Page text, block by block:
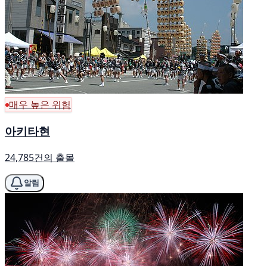
매우 높은 위험
아키타현
24,785건의 출몰
알림